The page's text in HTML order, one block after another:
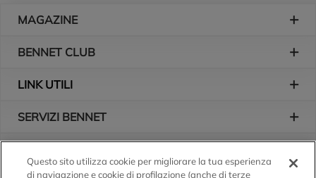
MAGAZINE
BENNET CLUB
LINK UTILI
SERVIZI BENNET
Questo sito utilizza cookie per migliorare la tua esperienza
di navigazione e cookie di profilazione (anche di terze